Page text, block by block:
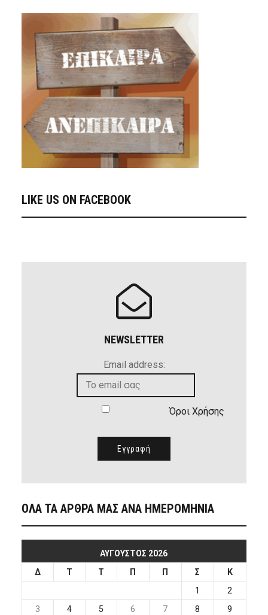
LIKE US ON FACEBOOK
NEWSLETTER
Email address:
Όροι Χρήσης
ΟΛΑ ΤΑ ΑΡΘΡΑ ΜΑΣ ΑΝΑ ΗΜΕΡΟΜΗΝΙΑ
ΑΎΓΟΥΣΤΟΣ 2026
Δ
Τ Τ Π Π Σ
Κ
1
2
3
4 5 6 7 8 9